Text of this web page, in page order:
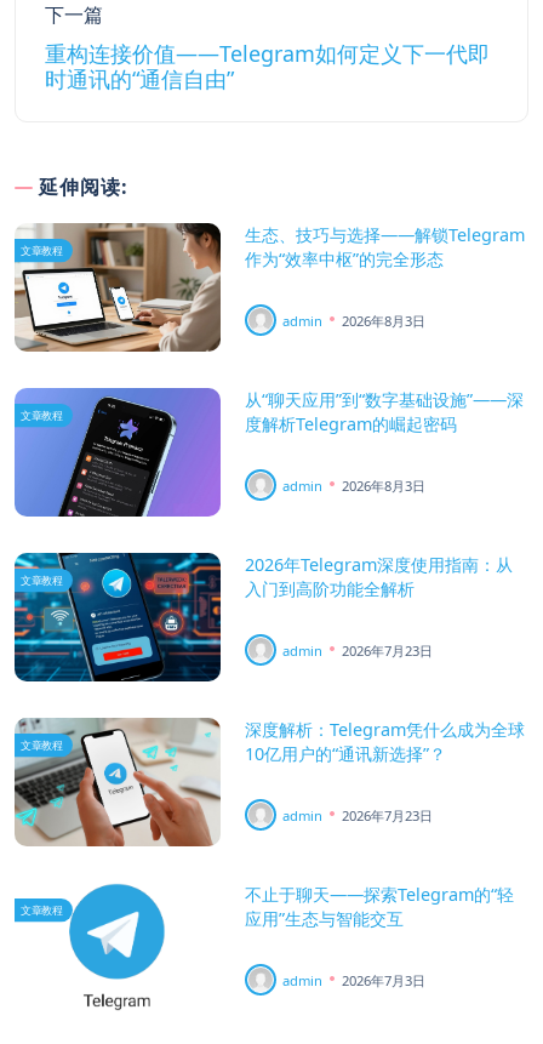
下一篇
重构连接价值——Telegram如何定义下一代即
时通讯的“通信自由”
延伸阅读:
文章教程
生态、技巧与选择——解锁Telegram
作为“效率中枢”的完全形态
admin 2026年8月3日
文章教程
从“聊天应用”到“数字基础设施”——深
度解析Telegram的崛起密码
admin 2026年8月3日
文章教程
2026年Telegram深度使用指南：从
入门到高阶功能全解析
admin 2026年7月23日
文章教程
深度解析：Telegram凭什么成为全球
10亿用户的“通讯新选择”？
admin 2026年7月23日
文章教程
不止于聊天——探索Telegram的“轻
应用”生态与智能交互
admin 2026年7月3日